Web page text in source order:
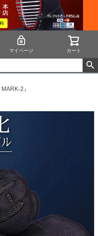
マイページ カート
2』